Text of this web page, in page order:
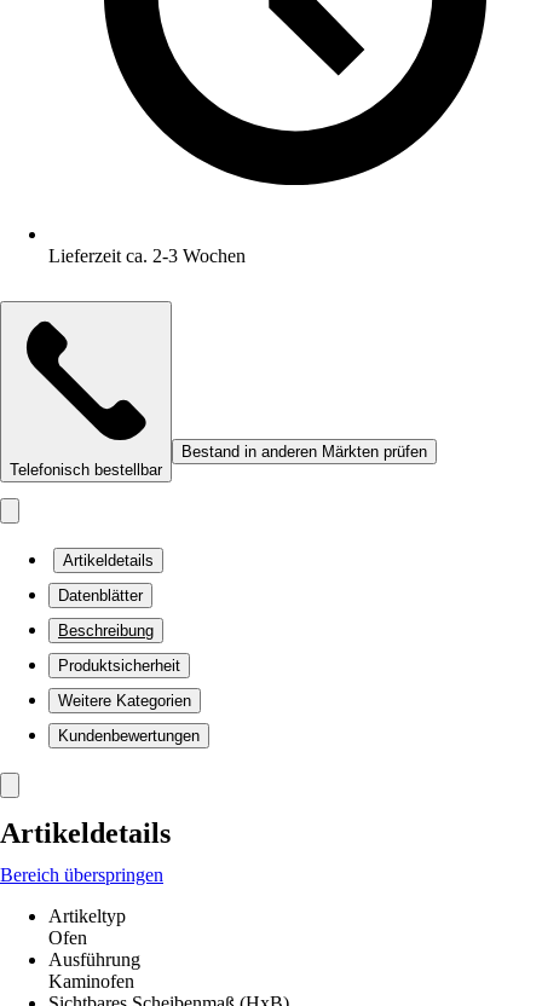
Lieferzeit ca. 2-3 Wochen
Telefonisch bestellbar
Bestand in anderen Märkten prüfen
Artikeldetails
Datenblätter
Beschreibung
Produktsicherheit
Weitere Kategorien
Kundenbewertungen
Artikeldetails
Bereich überspringen
Artikeltyp
Ofen
Ausführung
Kaminofen